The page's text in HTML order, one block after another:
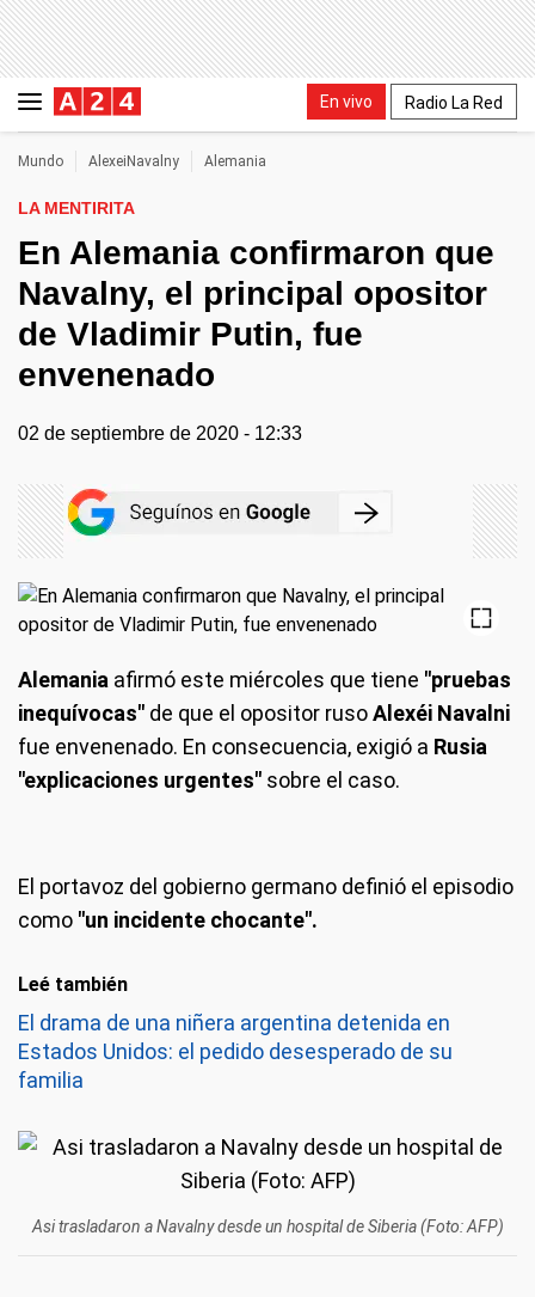
En vivo Radio La Red
Mundo AlexeiNavalny Alemania
LA MENTIRITA
En Alemania confirmaron que
Navalny, el principal opositor
de Vladimir Putin, fue
envenenado
02 de septiembre de 2020 - 12:33
Alemania afirmó este miércoles que tiene "pruebas
inequívocas" de que el opositor rusoAlexéi Navalni
fue envenenado. En consecuencia, exigió a Rusia
"explicaciones urgentes" sobre el caso.
El portavoz del gobierno germano definió el episodio
como "un incidente chocante".
Leé también
El drama de una niñera argentina detenida en
Estados Unidos: el pedido desesperado de su
familia
Asi trasladaron a Navalny desde un hospital de Siberia (Foto: AFP)